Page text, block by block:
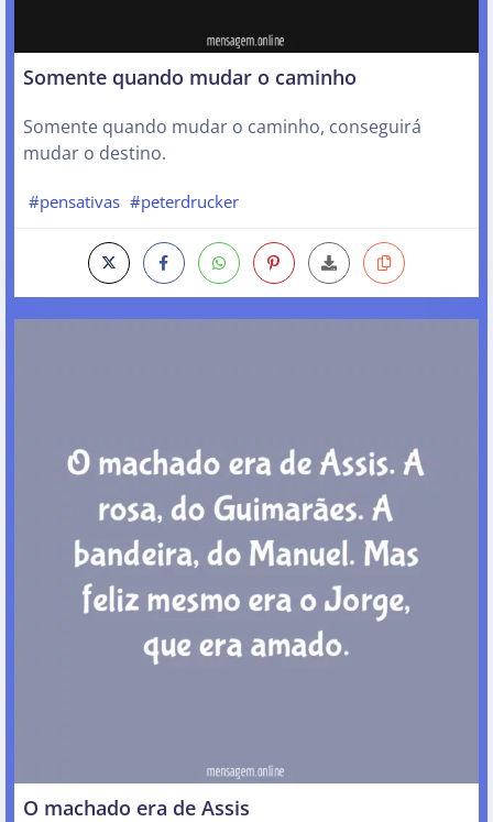
Somente quando mudar o caminho
Somente quando mudar o caminho, conseguirá
mudar o destino.
#pensativas #peterdrucker
O machado era de Assis